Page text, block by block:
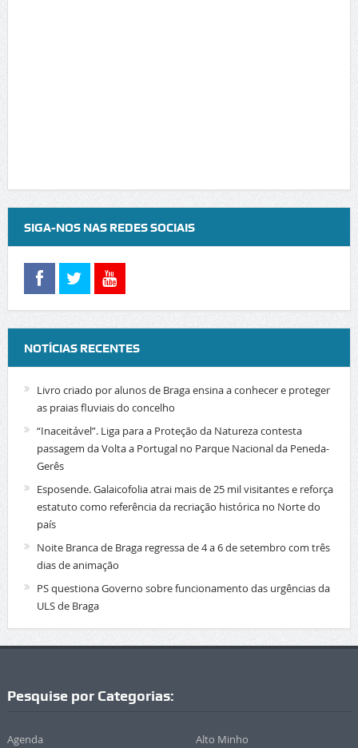
SIGA-NOS NAS REDES SOCIAIS
NOTÍCIAS RECENTES
Livro criado por alunos de Braga ensina a conhecer e proteger
as praias fluviais do concelho
“Inaceitável”. Liga para a Proteção da Natureza contesta
passagem da Volta a Portugal no Parque Nacional da Peneda-
Gerês
Esposende. Galaicofolia atrai mais de 25 mil visitantes e reforça
estatuto como referência da recriação histórica no Norte do
país
Noite Branca de Braga regressa de 4 a 6 de setembro com três
dias de animação
PS questiona Governo sobre funcionamento das urgências da
ULS de Braga
Pesquise por Categorias:
Agenda Alto Minho